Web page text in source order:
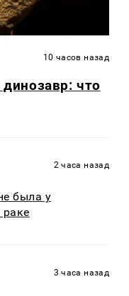
10 часов назад
что
2 часа назад
была у
раке
3 часа назад